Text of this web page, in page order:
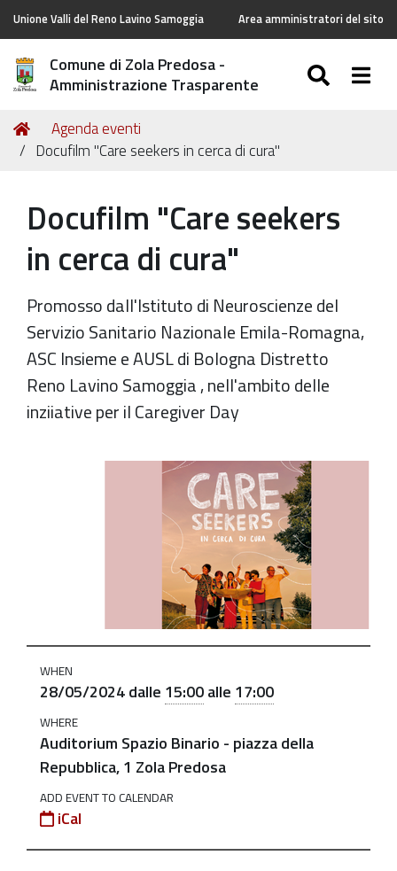
Unione Valli del Reno Lavino Samoggia Area amministratori del sito
Comune di Zola Predosa -
Amministrazione Trasparente
Tu
sei
Home
Agenda eventi
Docufilm "Care seekers in cerca di cura"
Docufilm "Care seekers
in cerca di cura"
Promosso dall'Istituto di Neuroscienze del
Servizio Sanitario Nazionale Emila-Romagna,
ASC Insieme e AUSL di Bologna Distretto
Reno Lavino Samoggia , nell'ambito delle
inziiative per il Caregiver Day
https://old.comune.zolapredosa.bo.it/events/docufilm-
Docufilm
"Care
seekers
cerca
cura"
2024-
05-
WHEN
28/05/2024dalle 15:00alle 17:00
WHERE
Auditorium Spazio Binario - piazza della
Repubblica, 1 Zola Predosa
ADD EVENT TO CALENDAR
iCal